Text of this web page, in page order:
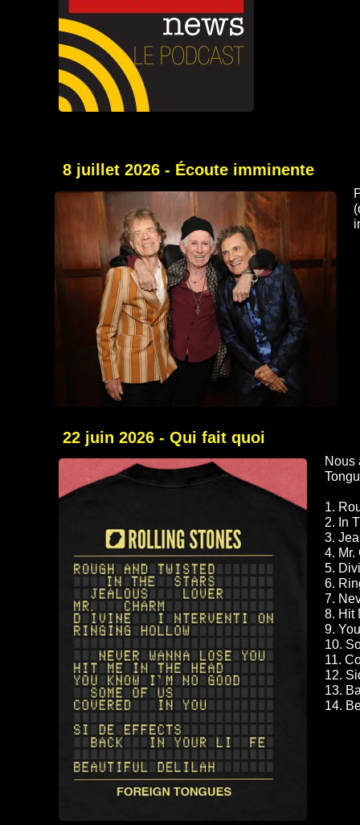
22 juin 2026 - Qui fait quoi
Nous
1.
2. In
3.
4. Mr.
5.
6.
7.
8. Hit
9.
10.
11.
12.
13.
14.
8 juillet 2026 - Écoute imminente